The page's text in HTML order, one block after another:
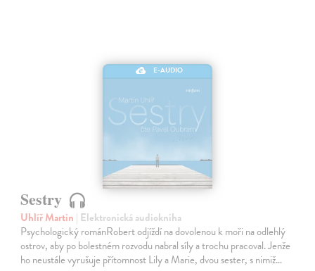
E-AUDIO
Sestry
Uhlíř Martin | Elektronická audiokniha
Psychologický románRobert odjíždí na dovolenou k moři na odlehlý
ostrov, aby po bolestném rozvodu nabral síly a trochu pracoval. Jenže
ho neustále vyrušuje přítomnost Lily a Marie, dvou sester, s nimiž…